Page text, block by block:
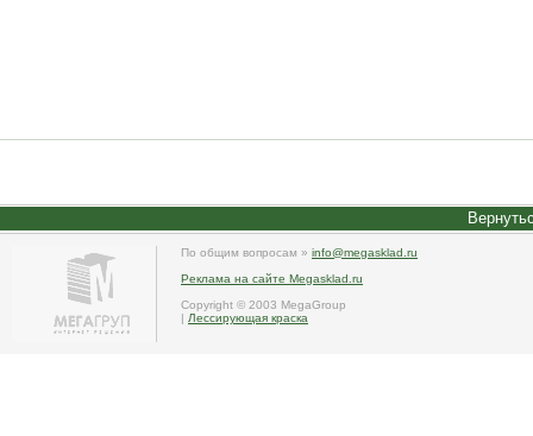
По общим вопросам » info@megasklad.ru
Реклама на сайте Megasklad.ru
Copyright © 2003 MegaGroup
| Лессирующая краска